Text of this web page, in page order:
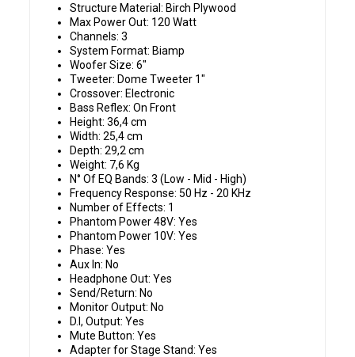
Structure Material: Birch Plywood
Max Power Out: 120 Watt
Channels: 3
System Format: Biamp
Woofer Size: 6"
Tweeter: Dome Tweeter 1"
Crossover: Electronic
Bass Reflex: On Front
Height: 36,4 cm
Width: 25,4 cm
Depth: 29,2 cm
Weight: 7,6 Kg
N° Of EQ Bands: 3 (Low - Mid - High)
Frequency Response: 50 Hz - 20 KHz
Number of Effects: 1
Phantom Power 48V: Yes
Phantom Power 10V: Yes
Phase: Yes
Aux In: No
Headphone Out: Yes
Send/Return: No
Monitor Output: No
D.I, Output: Yes
Mute Button: Yes
Adapter for Stage Stand: Yes